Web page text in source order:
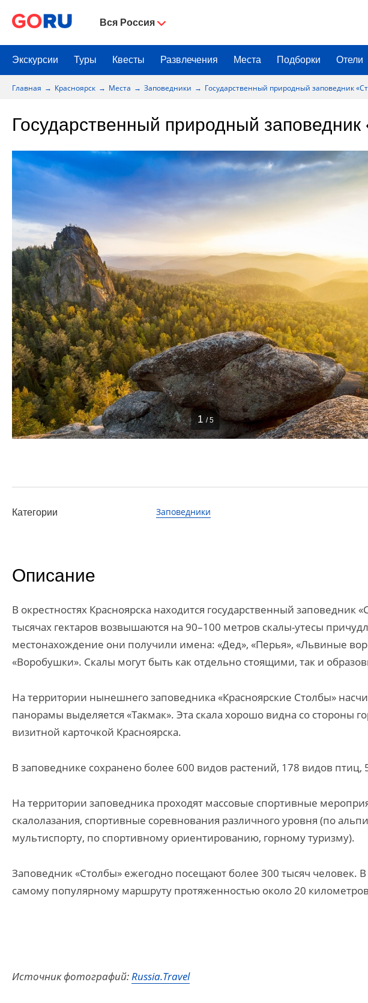
Вся Россия
Экскурсии Туры Квесты Развлечения Места Подборки Отели
Главная Красноярск Места Заповедники Государственный природный заповедник
Государственный природный
1 / 5
Категории Заповедники
Описание
В окрестностях Красноярска находится государственный заповедник
тысячах гектаров возвышаются на 90–100 метров скалы-утесы
местонахождение они получили имена: «Дед», «Перья», «Львиные
«Воробушки». Скалы могут быть как отдельно стоящими, так и
На территории нынешнего заповедника «Красноярские Столбы»
панорамы выделяется «Такмак». Эта скала хорошо видна со стороны
визитной карточкой Красноярска.
В заповеднике сохранено более 600 видов растений, 178 видов
На территории заповедника проходят массовые спортивные
скалолазания, спортивные соревнования различного уровня (по
мультиспорту, по спортивному ориентированию, горному туризму).
Заповедник «Столбы» ежегодно посещают более 300 тысяч
самому популярному маршруту протяженностью около 20
Источник фотографий:Russia.Travel